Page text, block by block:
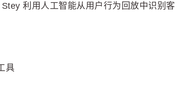
利用人工智能从用户行为回放中识别客
具